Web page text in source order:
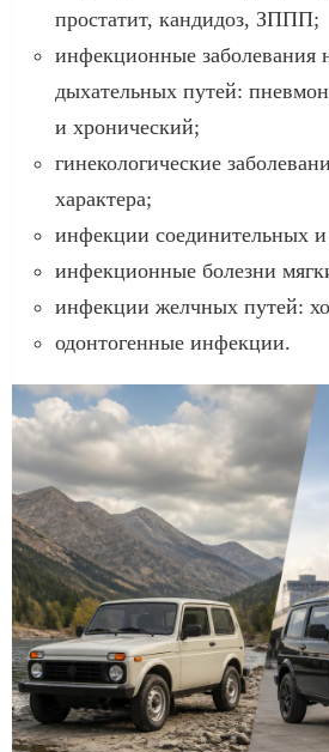
простатит, кандидоз, ЗППП;
инфекционные заболевания
дыхательных путей:
и хронический;
гинекологические
характера;
инфекции соединительных
инфекционные болезни
инфекции желчных путей:
одонтогенные инфекции.